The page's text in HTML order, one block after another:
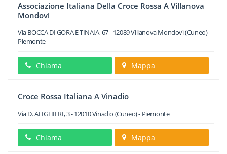
Associazione Italiana Della Croce Rossa A Villanova
Mondovì
Via BOCCA DI GORA E TINAIA, 67-12089Villanova Mondovì(Cuneo) -
Piemonte
Chiama Mappa
Croce Rossa Italiana A Vinadio
Via D. ALIGHIERI, 3-12010Vinadio (Cuneo) - Piemonte
Chiama Mappa